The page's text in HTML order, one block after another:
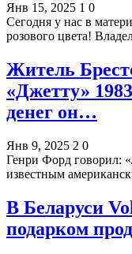
Янв 15, 2025 1 0
Сегодня у нас в
розового цвета!
Житель
«Джетту»
денег он…
Янв 9, 2025 2 0
Генри Форд говорил:
известным
В Беларуси
подарком